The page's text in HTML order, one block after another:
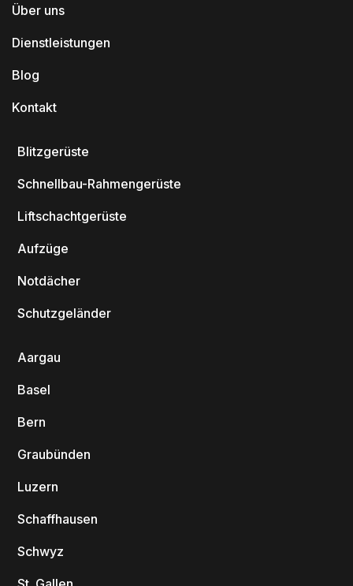
Über uns
Dienstleistungen
Blog
Kontakt
Blitzgerüste
Schnellbau-Rahmengerüste
Liftschachtgerüste
Aufzüge
Notdächer
Schutzgeländer
Aargau
Basel
Bern
Graubünden
Luzern
Schaffhausen
Schwyz